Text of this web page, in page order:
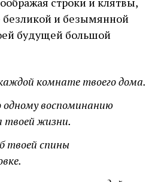
и безымянной
будущей большой
комнате твоего дома.
одному воспоминанию
твоей жизни.
твоей спины